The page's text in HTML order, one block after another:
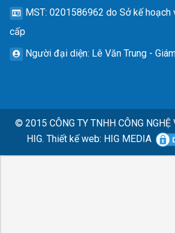
MST: 0201586962 do Sở kế
cấp
Người đại diện: Lê Văn Trung -
© 2015 CÔNG TY TNHH CÔNG NGHỆ
HIG. Thiết kế web: HIG MEDIA